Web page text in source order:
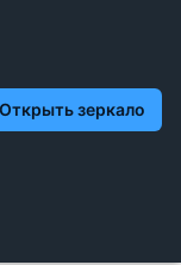
Learning,
Финансовая